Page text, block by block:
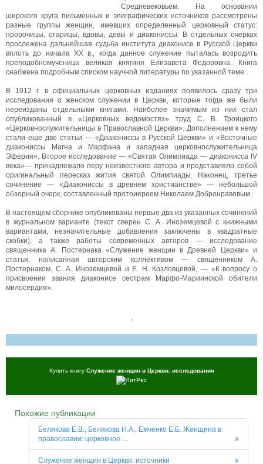
Средневековьем. На основании
широкого круга письменных и эпиграфических источников рассмотрены
разные группы женщин, имевших определенный церковный статус:
пророчицы, старицы, вдовы, девы и диакониссы. В отдельных очерках
прослежена дальнейшая судьба института диаконисе в Русской Церкви
вплоть до начала XX в., когда данное служение пыталась возродить
преподобномученица великая княгиня Елизавета Федоровна. Книга
снабжена подробным списком научной литературы по указанной теме.
В 1912 г. в официальных церковных изданиях появилось сразу три
исследования о женском служении в Церкви, которые тогда же были
переизданы отдельными книгами. Наиболее значимым из них стал
опубликованный в «Церковных ведомостях» труд С. В. Троицкого
«Церковнослужительницы в Православной Церкви». Дополнением к нему
стали еще две статьи — «Диакониссы в Русской Церкви» и «Восточные
диакониссы Магна и Марфана и западная церковнослужительница
Эферия». Второе исследование — «Святая Олимпиада — диаконисса IV
века»— принадлежало перу неизвестного автора и представляло собой
оригинальный пересказ жития святой Олимпиады. Наконец, третье
сочинение — «Диакониссы в древнем христианстве» — небольшой
обзорный очерк, составленный протоиереем Николаем Добронравовым.
В настоящем сборнике опубликованы первые два из указанных сочинений
в журнальном варианте (текст сверен С. А. Иноземцевой с книжными
вариантами, незначительные добавления заключены в квадратные
скобки), а также работы современных авторов — исследование
священника А. Постернака «Служение женщин в Древней Церкви» и
статья, написанная авторским коллективом — священником А.
Постернаком, С. А. Иноземцевой и E. Н. Козловцевой, — «К вопросу о
присвоении звания диаконисе сестрам Марфо-Мариинской обители
милосердия».
,
Купить книгу Служение женщин в Церкви: исследования
Похожие публикации
Белякова Е.В., Белякова Н.А., Емченко Е.Б. Женщина в
православии: церковное ...
Служение женщин в Церкви: источники